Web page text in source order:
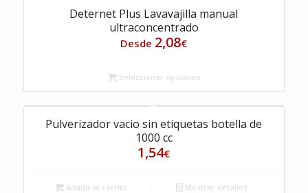
Deternet Plus Lavavajilla manual
ultraconcentrado
Desde 2,08€
Seleccionar opciones
Pulverizador vacio sin etiquetas botella de
1000 cc
1,54€
Añadir al carrito Mostrar detalles